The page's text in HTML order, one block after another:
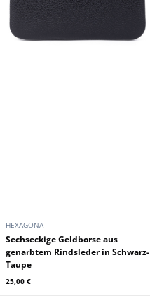
HEXAGONA
Sechseckige Geldborse aus
genarbtem Rindsleder in Schwarz-
Taupe
25,00 €